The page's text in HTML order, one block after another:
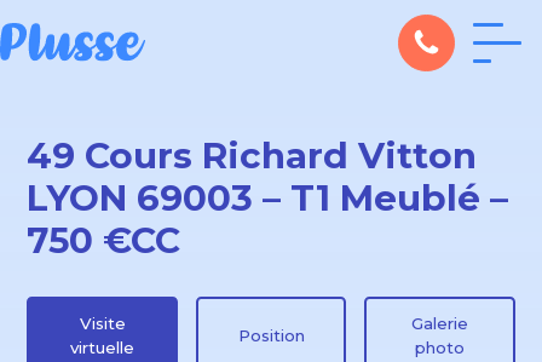
49 Cours Richard Vitton
LYON 69003 – T1 Meublé –
750 €CC
Visite
virtuelle
Position
Galerie
photo